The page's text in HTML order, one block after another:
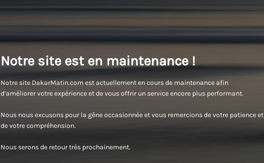
Notre site est en maintenance !
Notre site DakarMatin.com est actuellement en cours de maintenance afin
d’améliorer votre expérience et de vous offrir un service encore plus performant.
Nous nous excusons pour la gêne occasionnée et vous remercions de votre patience et
de votre compréhension.
Nous serons de retour très prochainement.